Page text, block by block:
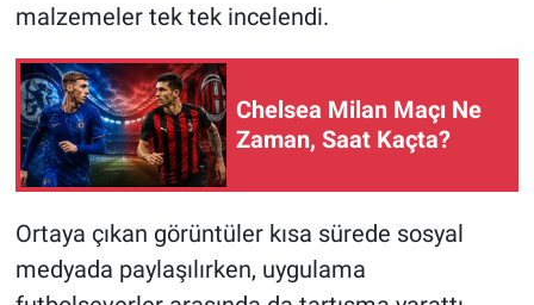
malzemeler tek tek incelendi.
Chelsea Milan Maçı Ne
Zaman, Saat Kaçta?
Ortaya çıkan görüntüler kısa sürede sosyal
medyada paylaşılırken, uygulama